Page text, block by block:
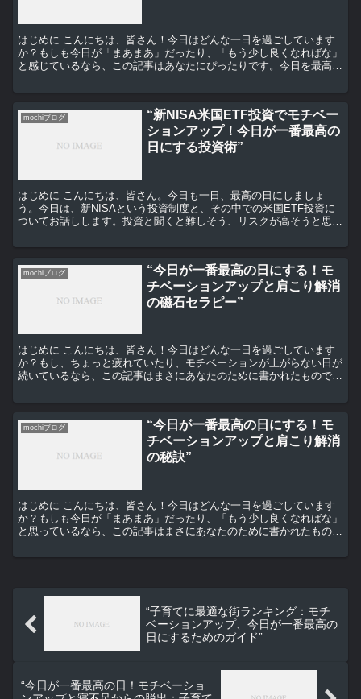
はじめに こんにちは、皆さん！今日はどんな一日を過ごしています
か？もしも今日が「まあまあ」だったり、「もう少し良くなればな」
と感じているなら、この記事はあなたにぴったりです。今日を最高の
mochiブログ
“新NISA米国ETF投資でモチベー
ションアップ！今日が一番最高の
日にする投資術”
はじめに こんにちは、皆さん。今日も一日、最高の日にしましょ
う。今日は、新NISAという投資制度と、その中での米国ETF投資に
ついてお話しします。投資と聞くと難しそう、リスクが高そうと思う
mochiブログ
“今日が一番最高の日にする！モ
チベーションアップと肩こり解消
の磁石セラピー”
はじめに こんにちは、皆さん！今日はどんな一日を過ごしています
か？もし、ちょっと疲れていたり、モチベーションが上がらない日が
続いているなら、この記事はまさにあなたのために書かれたもので
mochiブログ
“今日が一番最高の日にする！モ
チベーションアップと肩こり解消
の秘訣”
はじめに こんにちは、皆さん！今日はどんな一日を過ごしています
か？もしも今日が「まあまあ」だったり、「もう少し良くなればな」
と思っているなら、この記事はまさにあなたのために書かれたもので
“子育てに最適な街ランキング：モチ
ベーションアップ、今日が一番最高の
日にするためのガイド”
“今日が一番最高の日！モチベーショ